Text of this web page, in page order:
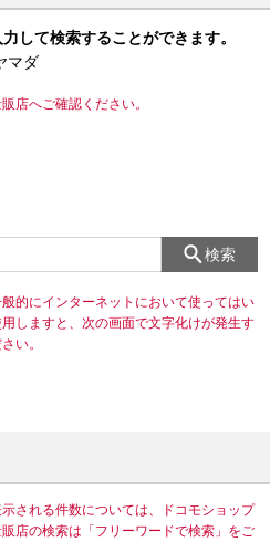
して検索することができます。
マダ
店へご確認ください。
検索
的にインターネットにおいて使ってはい
しますと、次の画面で文字化けが発生す
い。
される件数については、ドコモショップ
店の検索は「フリーワードで検索」をご